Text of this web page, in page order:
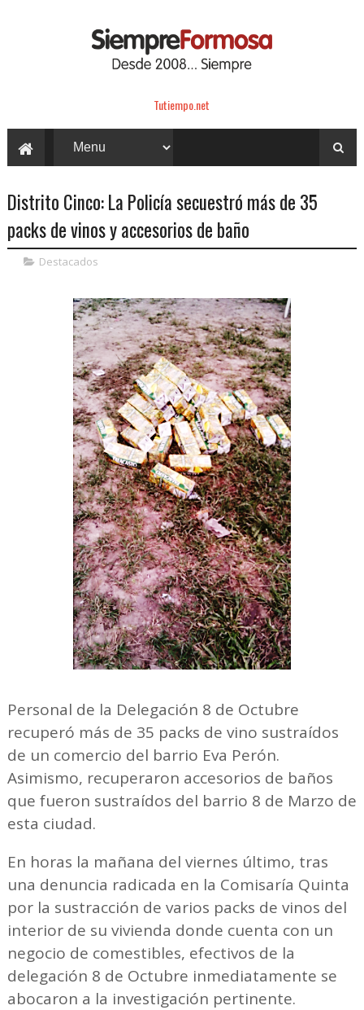
Tutiempo.net
Distrito Cinco: La Policía secuestró más de 35
packs de vinos y accesorios de baño
Destacados
Personal de la Delegación 8 de Octubre
recuperó más de 35 packs de vino sustraídos
de un comercio del barrio Eva Perón.
Asimismo, recuperaron accesorios de baños
que fueron sustraídos del barrio 8 de Marzo de
esta ciudad.
En horas la mañana del viernes último, tras
una denuncia radicada en la Comisaría Quinta
por la sustracción de varios packs de vinos del
interior de su vivienda donde cuenta con un
negocio de comestibles, efectivos de la
delegación 8 de Octubre inmediatamente se
abocaron a la investigación pertinente.